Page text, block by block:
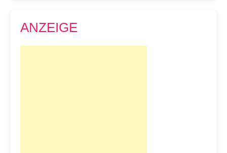
ANZEIGE